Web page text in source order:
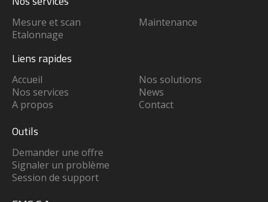
Mesure et scan
Etalonnage
Maintenance
Liens rapides
Accueil
Nos services
A propos
Nos solutions
News
Contact
Outils
Demander une offre
Signaler un problème
Session de support